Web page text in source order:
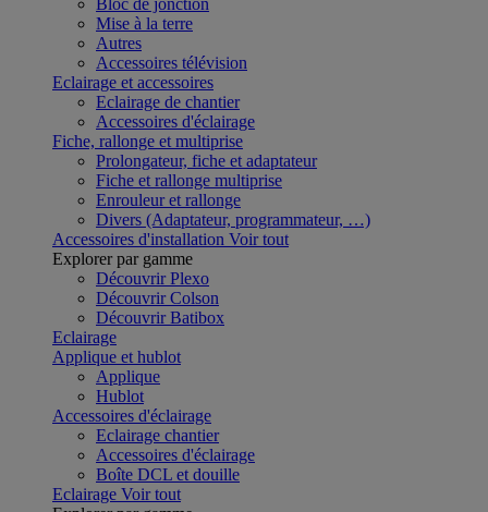
Bloc de jonction
Mise à la terre
Autres
Accessoires télévision
Eclairage et accessoires
Eclairage de chantier
Accessoires d'éclairage
Fiche, rallonge et multiprise
Prolongateur, fiche et adaptateur
Fiche et rallonge multiprise
Enrouleur et rallonge
Divers (Adaptateur, programmateur, …)
Accessoires d'installation Voir tout
Explorer par gamme
Découvrir Plexo
Découvrir Colson
Découvrir Batibox
Eclairage
Applique et hublot
Applique
Hublot
Accessoires d'éclairage
Eclairage chantier
Accessoires d'éclairage
Boîte DCL et douille
Eclairage Voir tout